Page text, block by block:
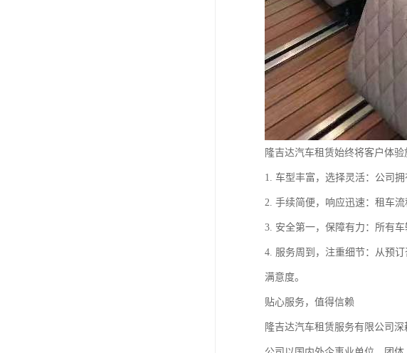
隆吉达汽车租赁始终将客户体
1. 车型丰富，选择灵活：公司
2. 手续简便，响应迅速：租车
3. 安全第一，保障有力：所有
4. 服务周到，注重细节：从预
满意度。
贴心服务，值得信赖
隆吉达汽车租赁服务有限公司